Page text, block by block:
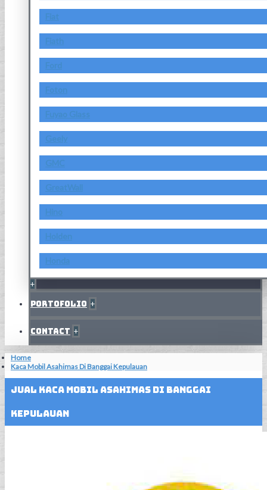
Fiat
Fiath
Ford
Foton
Fuyao Glass
Geely
GMC
GreatWall
Hino
Holden
Honda
+
Portofolio +
Contact +
Home
Kaca Mobil Asahimas Di Banggai Kepulauan
Jual Kaca Mobil Asahimas Di Banggai
Kepulauan